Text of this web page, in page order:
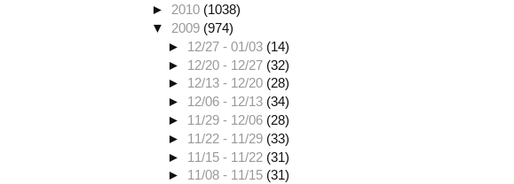
► 2010 (1038)
▼ 2009 (974)
► 12/27 - 01/03 (14)
► 12/20 - 12/27 (32)
► 12/13 - 12/20 (28)
► 12/06 - 12/13 (34)
► 11/29 - 12/06 (28)
► 11/22 - 11/29 (33)
► 11/15 - 11/22 (31)
► 11/08 - 11/15 (31)